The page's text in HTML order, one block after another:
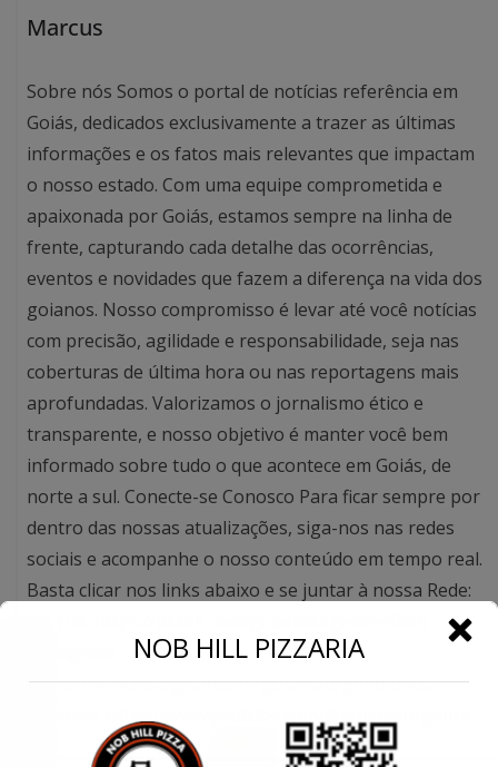
Marcus
Sobre nós Somos o portal de notícias referência em
Goiás, dedicados exclusivamente a trazer as últimas
informações e os fatos mais relevantes que impactam
o nosso estado. Com uma equipe comprometida e
apaixonada por Goiás, estamos sempre na linha de
frente, capturando cada detalhe das ocorrências,
eventos e novidades que fazem a diferença na vida dos
goianos. Nosso compromisso é levar até você notícias
com precisão, agilidade e responsabilidade, seja nas
coberturas de última hora ou nas reportagens mais
aprofundadas. Valorizamos o jornalismo ético e
transparente, e nosso objetivo é manter você bem
informado sobre tudo o que acontece em Goiás, de
norte a sul. Conecte-se Conosco Para ficar sempre por
dentro das nossas atualizações, siga-nos nas redes
sociais e acompanhe o nosso conteúdo em tempo real.
Basta clicar nos links abaixo e se juntar à nossa Rede:
https://www.instagram.com/goianiaurgenteoficial
NOB HILL PIZZARIA